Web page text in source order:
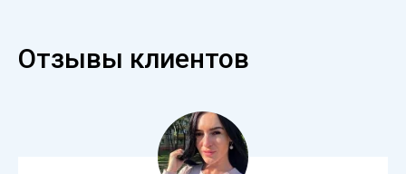
Отзывы клиентов